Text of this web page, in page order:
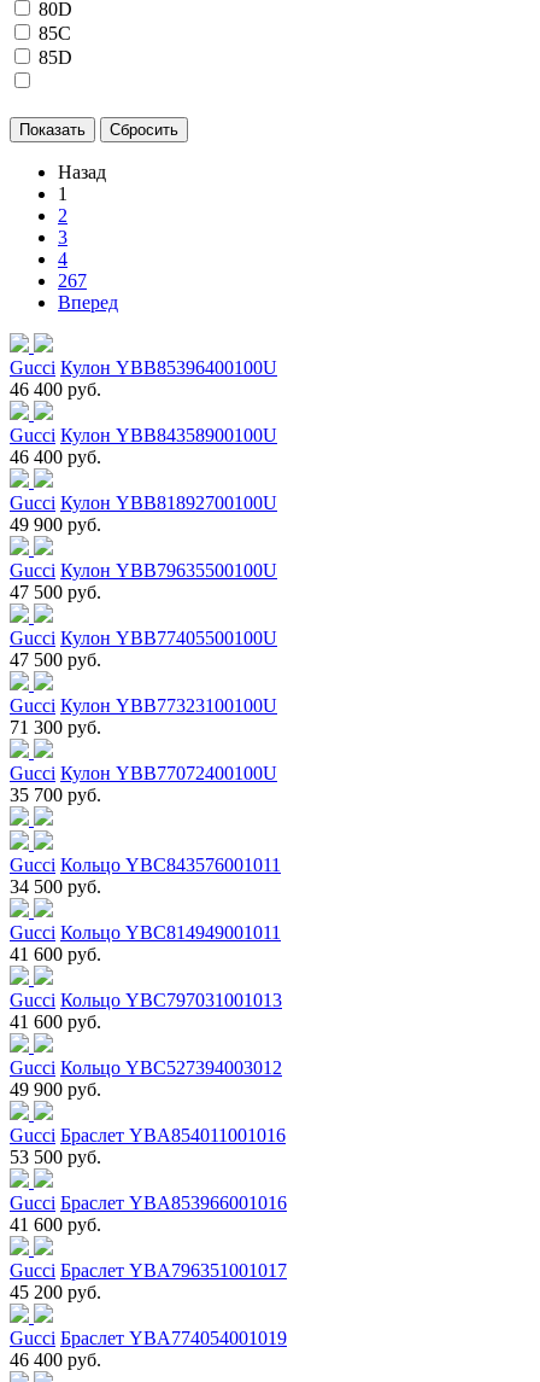
80D
85C
85D
Назад
1
2
3
4
267
Вперед
Gucci Кулон YBB85396400100U
46 400 руб.
Gucci Кулон YBB84358900100U
46 400 руб.
Gucci Кулон YBB81892700100U
49 900 руб.
Gucci Кулон YBB79635500100U
47 500 руб.
Gucci Кулон YBB77405500100U
47 500 руб.
Gucci Кулон YBB77323100100U
71 300 руб.
Gucci Кулон YBB77072400100U
35 700 руб.
Gucci Кольцо YBC843576001011
34 500 руб.
Gucci Кольцо YBC814949001011
41 600 руб.
Gucci Кольцо YBC797031001013
41 600 руб.
Gucci Кольцо YBC527394003012
49 900 руб.
Gucci Браслет YBA854011001016
53 500 руб.
Gucci Браслет YBA853966001016
41 600 руб.
Gucci Браслет YBA796351001017
45 200 руб.
Gucci Браслет YBA774054001019
46 400 руб.